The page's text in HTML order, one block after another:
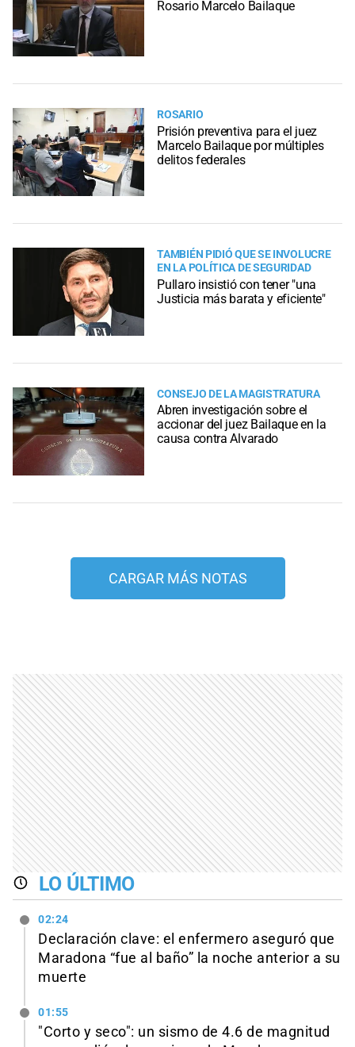
Rosario Marcelo Bailaque
ROSARIO
Prisión preventiva para el juez
Marcelo Bailaque por múltiples
delitos federales
TAMBIÉN PIDIÓ QUE SE INVOLUCRE
EN LA POLÍTICA DE SEGURIDAD
Pullaro insistió con tener "una
Justicia más barata y eficiente"
CONSEJO DE LA MAGISTRATURA
Abren investigación sobre el
accionar del juez Bailaque en la
causa contra Alvarado
CARGAR MÁS NOTAS
LO ÚLTIMO
02:24
Declaración clave: el enfermero aseguró que
Maradona “fue al baño” la noche anterior a su
muerte
01:55
"Corto y seco": un sismo de 4.6 de magnitud